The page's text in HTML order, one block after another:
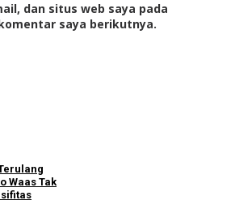
dan situs web saya pada
saya berikutnya.
Waas Tak